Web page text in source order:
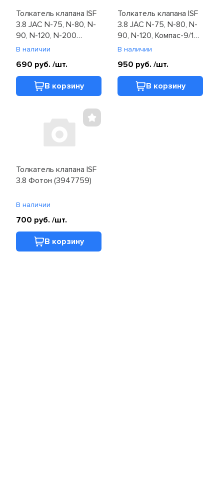
Толкатель клапана ISF
3.8 JAC N-75, N-80, N-
90, N-120, N-200
(C3947759)
В наличии
690 руб. /шт.
В корзину
Толкатель клапана ISF
3.8 JAC N-75, N-80, N-
90, N-120, Компас-9/12
(3947759F)
В наличии
950 руб. /шт.
В корзину
Толкатель клапана ISF
3.8 Фотон (3947759)
В наличии
700 руб. /шт.
В корзину